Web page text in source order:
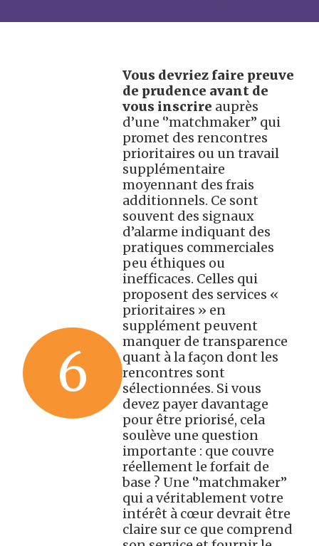
6
Vous devriez faire preuve
de prudence avant de
vous inscrire auprès
d’une ‘’matchmaker’’ qui
promet des rencontres
prioritaires ou un travail
supplémentaire
moyennant des frais
additionnels. Ce sont
souvent des signaux
d’alarme indiquant des
pratiques commerciales
peu éthiques ou
inefficaces. Celles qui
proposent des services «
prioritaires » en
supplément peuvent
manquer de transparence
quant à la façon dont les
rencontres sont
sélectionnées. Si vous
devez payer davantage
pour être priorisé, cela
soulève une question
importante : que couvre
réellement le forfait de
base ? Une ‘’matchmaker’’
qui a véritablement votre
intérêt à cœur devrait être
claire sur ce que comprend